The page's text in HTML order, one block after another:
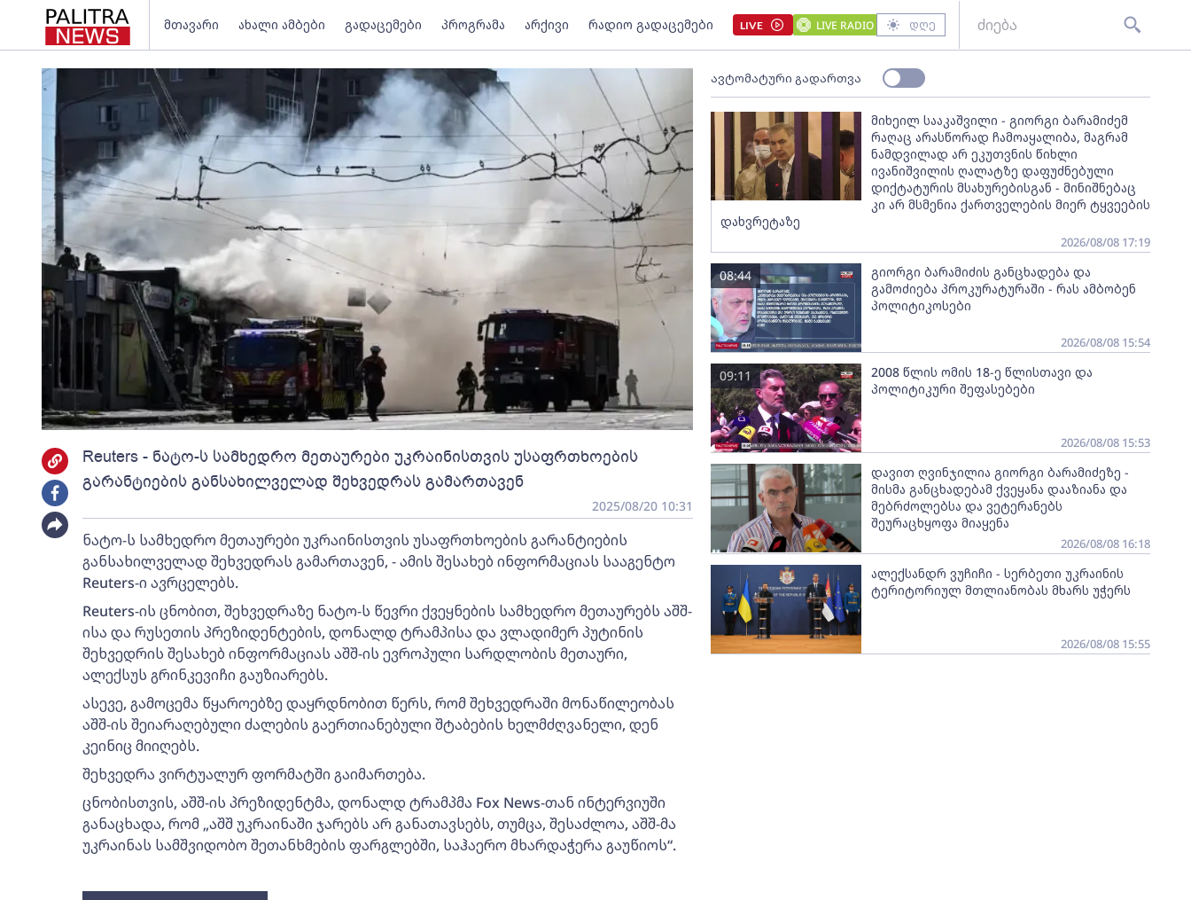
მთავარი ახალი ამბები გადაცემები პროგრამა არქივი რადიო გადაცემები LIVE LIVE RADIO დღე
Reuters - ნატო-ს სამხედრო მეთაურები უკრაინისთვის უსაფრთხოების
გარანტიების განსახილველად შეხვედრას გამართავენ
2025/08/20 10:31
ნატო-ს სამხედრო მეთაურები უკრაინისთვის უსაფრთხოების გარანტიების
განსახილველად შეხვედრას გამართავენ, - ამის შესახებ ინფორმაციას სააგენტო
Reuters-ი ავრცელებს.
Reuters-ის ცნობით, შეხვედრაზე ნატო-ს წევრი ქვეყნების სამხედრო მეთაურებს აშშ-
ისა და რუსეთის პრეზიდენტების, დონალდ ტრამპისა და ვლადიმერ პუტინის
შეხვედრის შესახებ ინფორმაციას აშშ-ის ევროპული სარდლობის მეთაური,
ალექსუს გრინკევიჩი გაუზიარებს.
ასევე, გამოცემა წყაროებზე დაყრდნობით წერს, რომ შეხვედრაში მონაწილეობას
აშშ-ის შეიარაღებული ძალების გაერთიანებული შტაბების ხელმძღვანელი, დენ
კეინიც მიიღებს.
შეხვედრა ვირტუალურ ფორმატში გაიმართება.
ცნობისთვის, აშშ-ის პრეზიდენტმა, დონალდ ტრამპმა Fox News-თან ინტერვიუში
განაცხადა, რომ „აშშ უკრაინაში ჯარებს არ განათავსებს, თუმცა, შესაძლოა, აშშ-მა
უკრაინას სამშვიდობო შეთანხმების ფარგლებში, საჰაერო მხარდაჭერა გაუწიოს“.
ავტომატური გადართვა
მიხეილ სააკაშვილი - გიორგი ბარამიძემ
რაღაც არასწორად ჩამოაყალიბა, მაგრამ
ნამდვილად არ ეკუთვნის წიხლი
ივანიშვილის ღალატზე დაფუძნებული
დიქტატურის მსახურებისგან - მინიშნებაც
კი არ მსმენია ქართველების მიერ ტყვეების
დახვრეტაზე
2026/08/08 17:19
გიორგი ბარამიძის განცხადება და
გამოძიება პროკურატურაში - რას ამბობენ
პოლიტიკოსები
08:44
2026/08/08 15:54
2008 წლის ომის 18-ე წლისთავი და
პოლიტიკური შეფასებები
09:11
2026/08/08 15:53
დავით ღვინჯილია გიორგი ბარამიძეზე -
მისმა განცხადებამ ქვეყანა დააზიანა და
მებრძოლებსა და ვეტერანებს
შეურაცხყოფა მიაყენა
2026/08/08 16:18
ალექსანდრ ვუჩიჩი - სერბეთი უკრაინის
ტერიტორიულ მთლიანობას მხარს უჭერს
2026/08/08 15:55